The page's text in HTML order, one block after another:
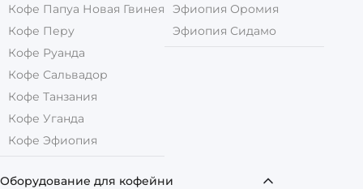
Кофе Папуа Новая Гвинея
Кофе Перу
Кофе Руанда
Кофе Сальвадор
Кофе Танзания
Кофе Уганда
Кофе Эфиопия
Эфиопия Оромия
Эфиопия Сидамо
Оборудование для кофейни